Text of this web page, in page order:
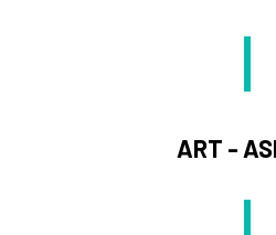
ART -